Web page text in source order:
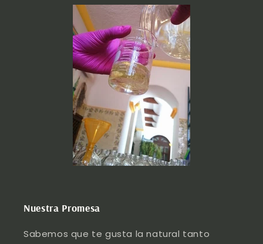
Nuestra Promesa
Sabemos que te gusta la natural tanto